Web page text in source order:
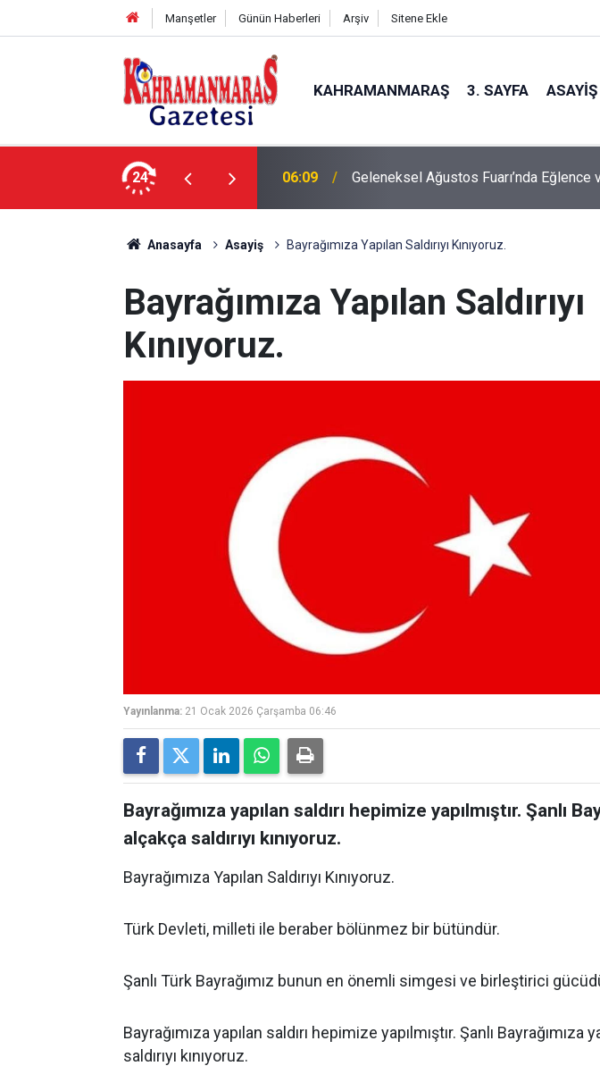
Manşetler Günün Haberleri Arşiv Sitene Ekle
KAHRAMANMARAŞ 3. SAYFA ASAYIŞ
24 06:09 Geleneksel Ağustos Fuarı’nda Eğlence
Anasayfa Asayiş Bayrağımıza Yapılan Saldırıyı Kınıyoruz.
Bayrağımıza Yapılan Saldırıyı
Kınıyoruz.
Yayınlanma: 21 Ocak 2026 Çarşamba 06:46
Bayrağımıza yapılan saldırı hepimize yapılmıştır. Şanlı
alçakça saldırıyı kınıyoruz.
Bayrağımıza Yapılan Saldırıyı Kınıyoruz.
Türk Devleti, milleti ile beraber bölünmez bir bütündür.
Şanlı Türk Bayrağımız bunun en önemli simgesi ve birleştirici
Bayrağımıza yapılan saldırı hepimize yapılmıştır. Şanlı Bayrağımıza
saldırıyı kınıyoruz.